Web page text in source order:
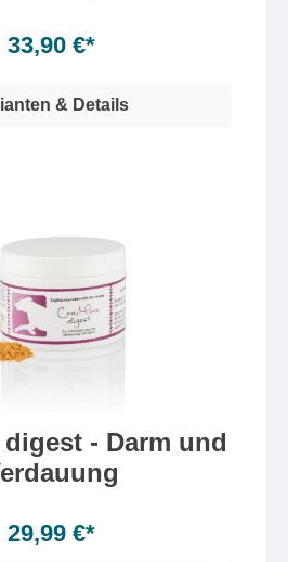
33,90 €*
& Details
- Darm und
29,99 €*